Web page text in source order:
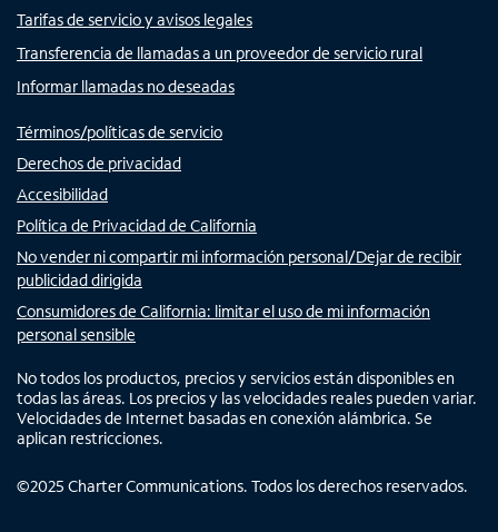
Tarifas de servicio y avisos legales
Transferencia de llamadas a un proveedor de servicio rural
Informar llamadas no deseadas
Términos/políticas de servicio
Derechos de privacidad
Accesibilidad
Política de Privacidad de California
No vender ni compartir mi información personal/Dejar de recibir
publicidad dirigida
Consumidores de California: limitar el uso de mi información
personal sensible
No todos los productos, precios y servicios están disponibles en
todas las áreas. Los precios y las velocidades reales pueden variar.
Velocidades de Internet basadas en conexión alámbrica. Se
aplican restricciones.
©2025 Charter Communications. Todos los derechos reservados.